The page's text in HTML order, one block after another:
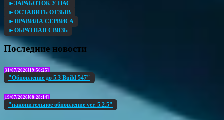
►ЗАРАБОТОК У НАС
►ОСТАВИТЬ ОТЗЫВ
►ПРАВИЛА СЕРВИСА
►ОБРАТНАЯ СВЯЗЬ
Последние новости
31/07/2026[19:56:25]
"Обновление до 5.3 Build 547"
19/07/2026[08:28:14]
"накопительное обновление ver. 5.2.5"